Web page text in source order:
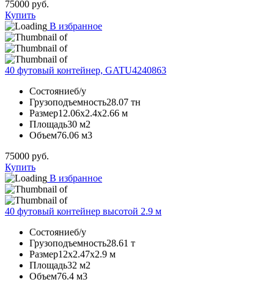
75000 руб.
Купить
В избранное
40 футовый контейнер, GATU4240863
Состояниеб/у
Грузоподъемность28.07 тн
Размер12.06х2.4х2.66 м
Площадь30 м2
Объем76.06 м3
75000 руб.
Купить
В избранное
40 футовый контейнер высотой 2.9 м
Состояниеб/у
Грузоподъемность28.61 т
Размер12х2.47х2.9 м
Площадь32 м2
Объем76.4 м3